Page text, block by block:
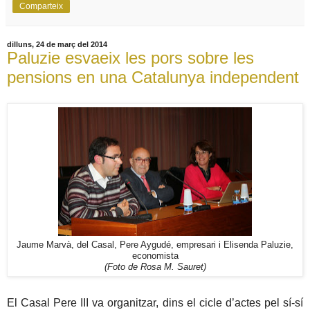
Comparteix
dilluns, 24 de març del 2014
Paluzie esvaeix les pors sobre les
pensions en una Catalunya independent
Jaume Marvà, del Casal, Pere Aygudé, empresari i Elisenda Paluzie,
economista
(Foto de Rosa M. Sauret)
El Casal Pere III va organitzar, dins el cicle d’actes pel sí-sí